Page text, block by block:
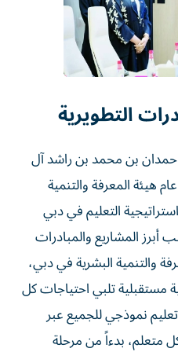
التطويرية
حمدان بن محمد بن راشد آل
هيئة المعرفة والتنمية
التعليم في دبي
أبرز المشاريع والمبادرات
والتنمية البشرية في دبي،
مستقبلية تلبي احتياجات كل
نموذجي للجميع عبر
متعلم، بدءاً من مرحلة